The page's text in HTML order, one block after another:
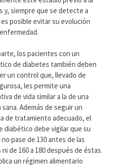
y, siempre que se detecte a
posible evitar su evolución
los pacientes con un
de diabetes también deben
un control que, llevado de
les permite una
de vida similar a la de una
Además de seguir un
de tratamiento adecuado, el
diabético debe vigilar que su
pase de 130 antes de las
ni de 160 a 180 después de éstas.
un régimen alimentario